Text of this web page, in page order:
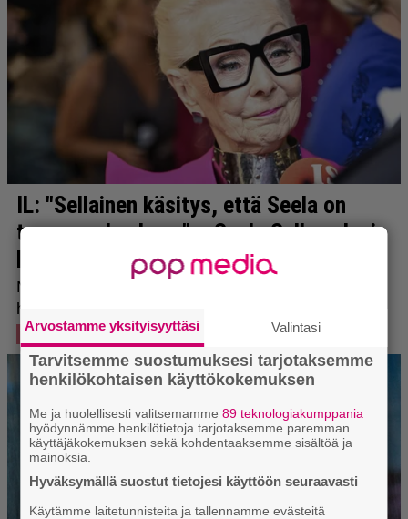
Arvostamme yksityisyyttäsi Valintasi
Tarvitsemme suostumuksesi tarjotaksemme
henkilökohtaisen käyttökokemuksen
Me ja huolellisesti valitsemamme89 teknologiakumppania
hyödynnämme henkilötietoja tarjotaksemme paremman
käyttäjäkokemuksen sekä kohdentaaksemme sisältöä ja
mainoksia.
Hyväksymällä suostut tietojesi käyttöön seuraavasti
Käytämme laitetunnisteita ja tallennamme evästeitä